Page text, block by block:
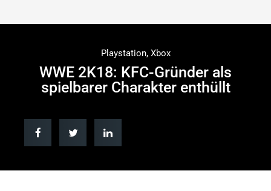
Playstation, Xbox
WWE 2K18: KFC-Gründer als
spielbarer Charakter enthüllt